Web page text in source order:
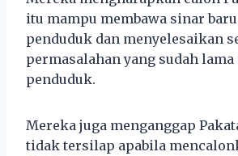
itu mampu membawa sinar
penduduk dan menyelesaikan
permasalahan yang sudah lama
penduduk.
Mereka juga menganggap
tidak tersilap apabila